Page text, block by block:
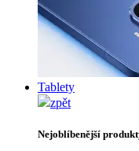
Tablety
zpět
Nejoblíbenější